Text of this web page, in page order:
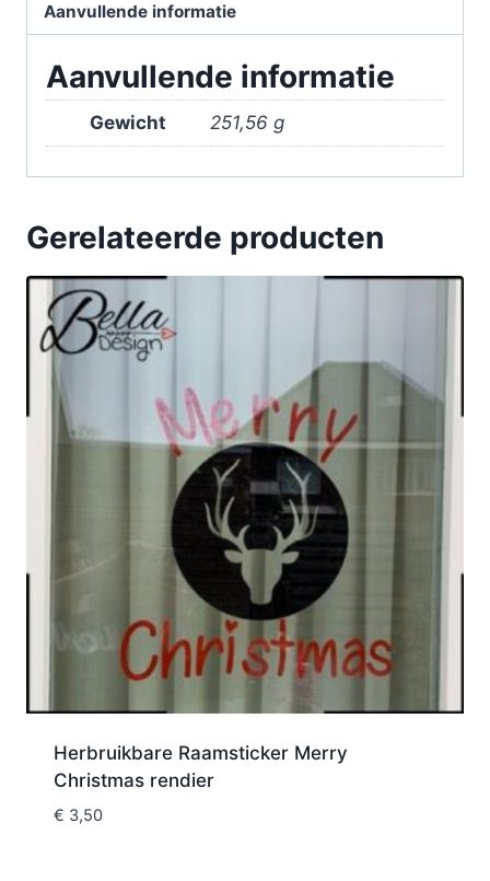
Aanvullende informatie
Aanvullende informatie
Gewicht 251,56 g
Gerelateerde producten
Herbruikbare Raamsticker Merry
Christmas rendier
€ 3,50